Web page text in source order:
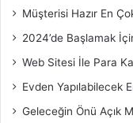
Müşterisi Hazır En
2024’de Başlamak
Web Sitesi İle Para
Evden Yapılabilecek
Geleceğin Önü Açık